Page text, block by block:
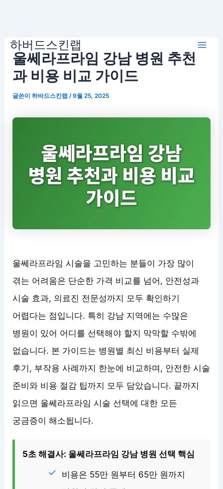
하버드스킨랩
울쎄라프라임 강남 병원 추천
과 비용 비교 가이드
글쓴이하바드스킨랩/9월 25, 2025
울쎄라프라임 시술을 고민하는 분들이 가장 많이
겪는 어려움은 단순한 가격 비교를 넘어, 안전성과
시술 효과, 의료진 전문성까지 모두 확인하기
어렵다는 점입니다. 특히 강남 지역에는 수많은
병원이 있어 어디를 선택해야 할지 막막할 수밖에
없습니다. 본 가이드는 병원별 최신 비용부터 실제
후기, 부작용 사례까지 한눈에 비교하며, 안전한 시술
준비와 비용 절감 팁까지 모두 담았습니다. 끝까지
읽으면 울쎄라프라임 시술 선택에 대한 모든
궁금증이 해소됩니다.
5초 해결사: 울쎄라프라임 강남 병원 선택 핵심
비용은 55만 원부터 65만 원까지